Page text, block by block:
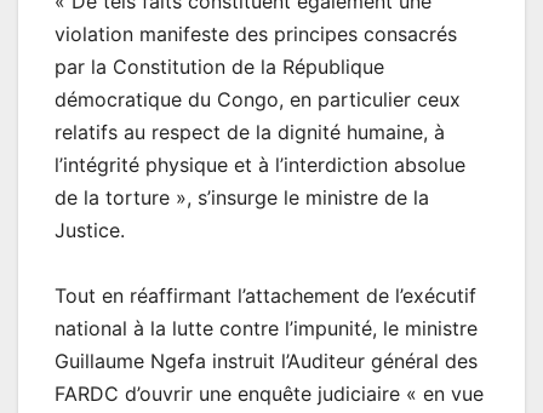
violation manifeste des principes consacrés
par la Constitution de la République
démocratique du Congo, en particulier ceux
relatifs au respect de la dignité humaine, à
l’intégrité physique et à l’interdiction absolue
de la torture », s’insurge le ministre de la
Justice.
Tout en réaffirmant l’attachement de l’exécutif
national à la lutte contre l’impunité, le ministre
Guillaume Ngefa instruit l’Auditeur général des
FARDC d’ouvrir une enquête judiciaire « en vue